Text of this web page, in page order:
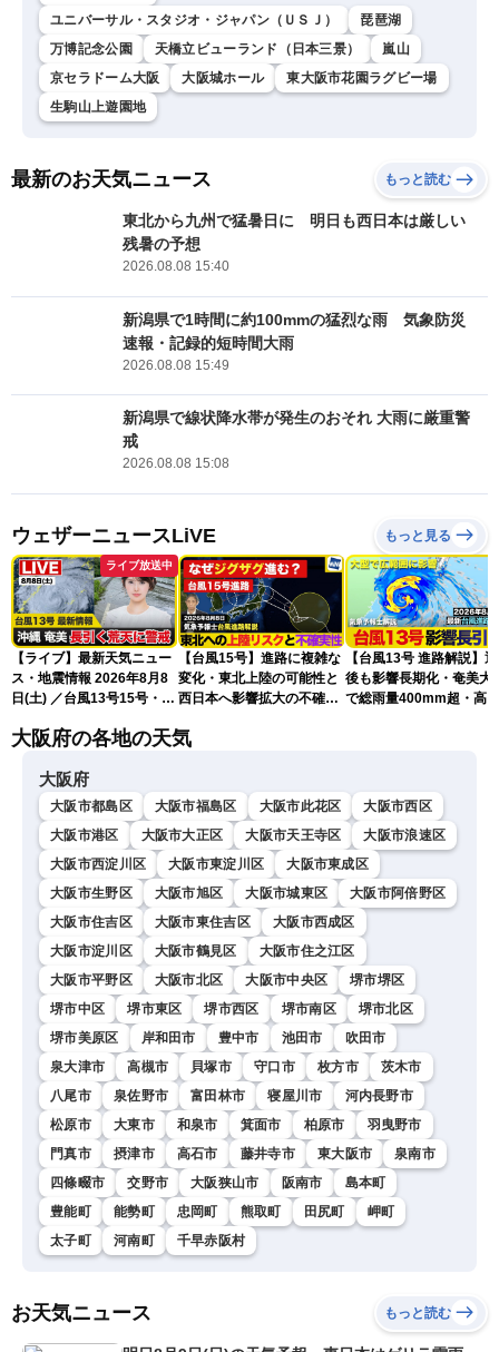
ユニバーサル・スタジオ・ジャパン（ＵＳＪ）
琵琶湖
万博記念公園
天橋立ビューランド（日本三景）
嵐山
京セラドーム大阪
大阪城ホール
東大阪市花園ラグビー場
生駒山上遊園地
最新のお天気ニュース もっと読む
東北から九州で猛暑日に 明日も西日本は厳しい
残暑の予想
2026.08.08 15:40
新潟県で1時間に約100mmの猛烈な雨 気象防災
速報・記録的短時間大雨
2026.08.08 15:49
新潟県で線状降水帯が発生のおそれ 大雨に厳重警
戒
2026.08.08 15:08
ウェザーニュースLiVE もっと見る
ライブ放送中
【ライブ】最新天気ニュー
ス・地震情報 2026年8月8
日(土) ／台風13号15号・ゲ
年熊本地震情報〈ウェザー
小川千奈／芳野達郎〉
【台風15号】進路に複雑な
変化・東北上陸の可能性と
西日本へ影響拡大の不確実
【台風13号 進路解説】
後も影響長期化・奄美大
で総雨量400mm超・高波
大阪府の各地の天気
大阪府
大阪市都島区 大阪市福島区 大阪市此花区
大阪市西区
大阪市港区
大阪市大正区 大阪市天王寺区
大阪市浪速区
大阪市西淀川区
大阪市東淀川区
大阪市東成区
大阪市生野区
大阪市旭区 大阪市城東区
大阪市阿倍野区
大阪市住吉区
大阪市東住吉区
大阪市西成区
大阪市淀川区
大阪市鶴見区
大阪市住之江区
大阪市平野区
大阪市北区 大阪市中央区
堺市堺区
堺市中区
堺市東区 堺市西区 堺市南区
堺市北区
堺市美原区
岸和田市 豊中市 池田市
吹田市
泉大津市
高槻市 貝塚市 守口市 枚方市
茨木市
八尾市
泉佐野市 富田林市 寝屋川市
河内長野市
松原市
大東市 和泉市 箕面市 柏原市
羽曳野市
門真市
摂津市 高石市 藤井寺市 東大阪市
泉南市
四條畷市
交野市 大阪狭山市 阪南市
島本町
豊能町
能勢町 忠岡町 熊取町 田尻町
岬町
太子町
河南町 千早赤阪村
お天気ニュース もっと読む